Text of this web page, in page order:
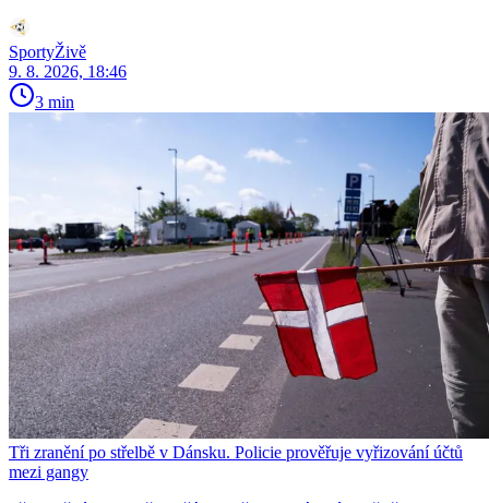
SportyŽivě
9. 8. 2026, 18:46
3 min
Tři zranění po střelbě v Dánsku. Policie prověřuje vyřizování účtů
mezi gangy